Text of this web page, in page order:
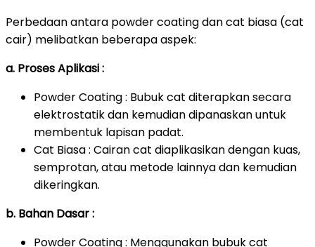
Perbedaan antara powder coating dan cat biasa (cat
cair) melibatkan beberapa aspek:
a. Proses Aplikasi :
Powder Coating : Bubuk cat diterapkan secara
elektrostatik dan kemudian dipanaskan untuk
membentuk lapisan padat.
Cat Biasa : Cairan cat diaplikasikan dengan kuas,
semprotan, atau metode lainnya dan kemudian
dikeringkan.
b. Bahan Dasar :
Powder Coating : Menggunakan bubuk cat